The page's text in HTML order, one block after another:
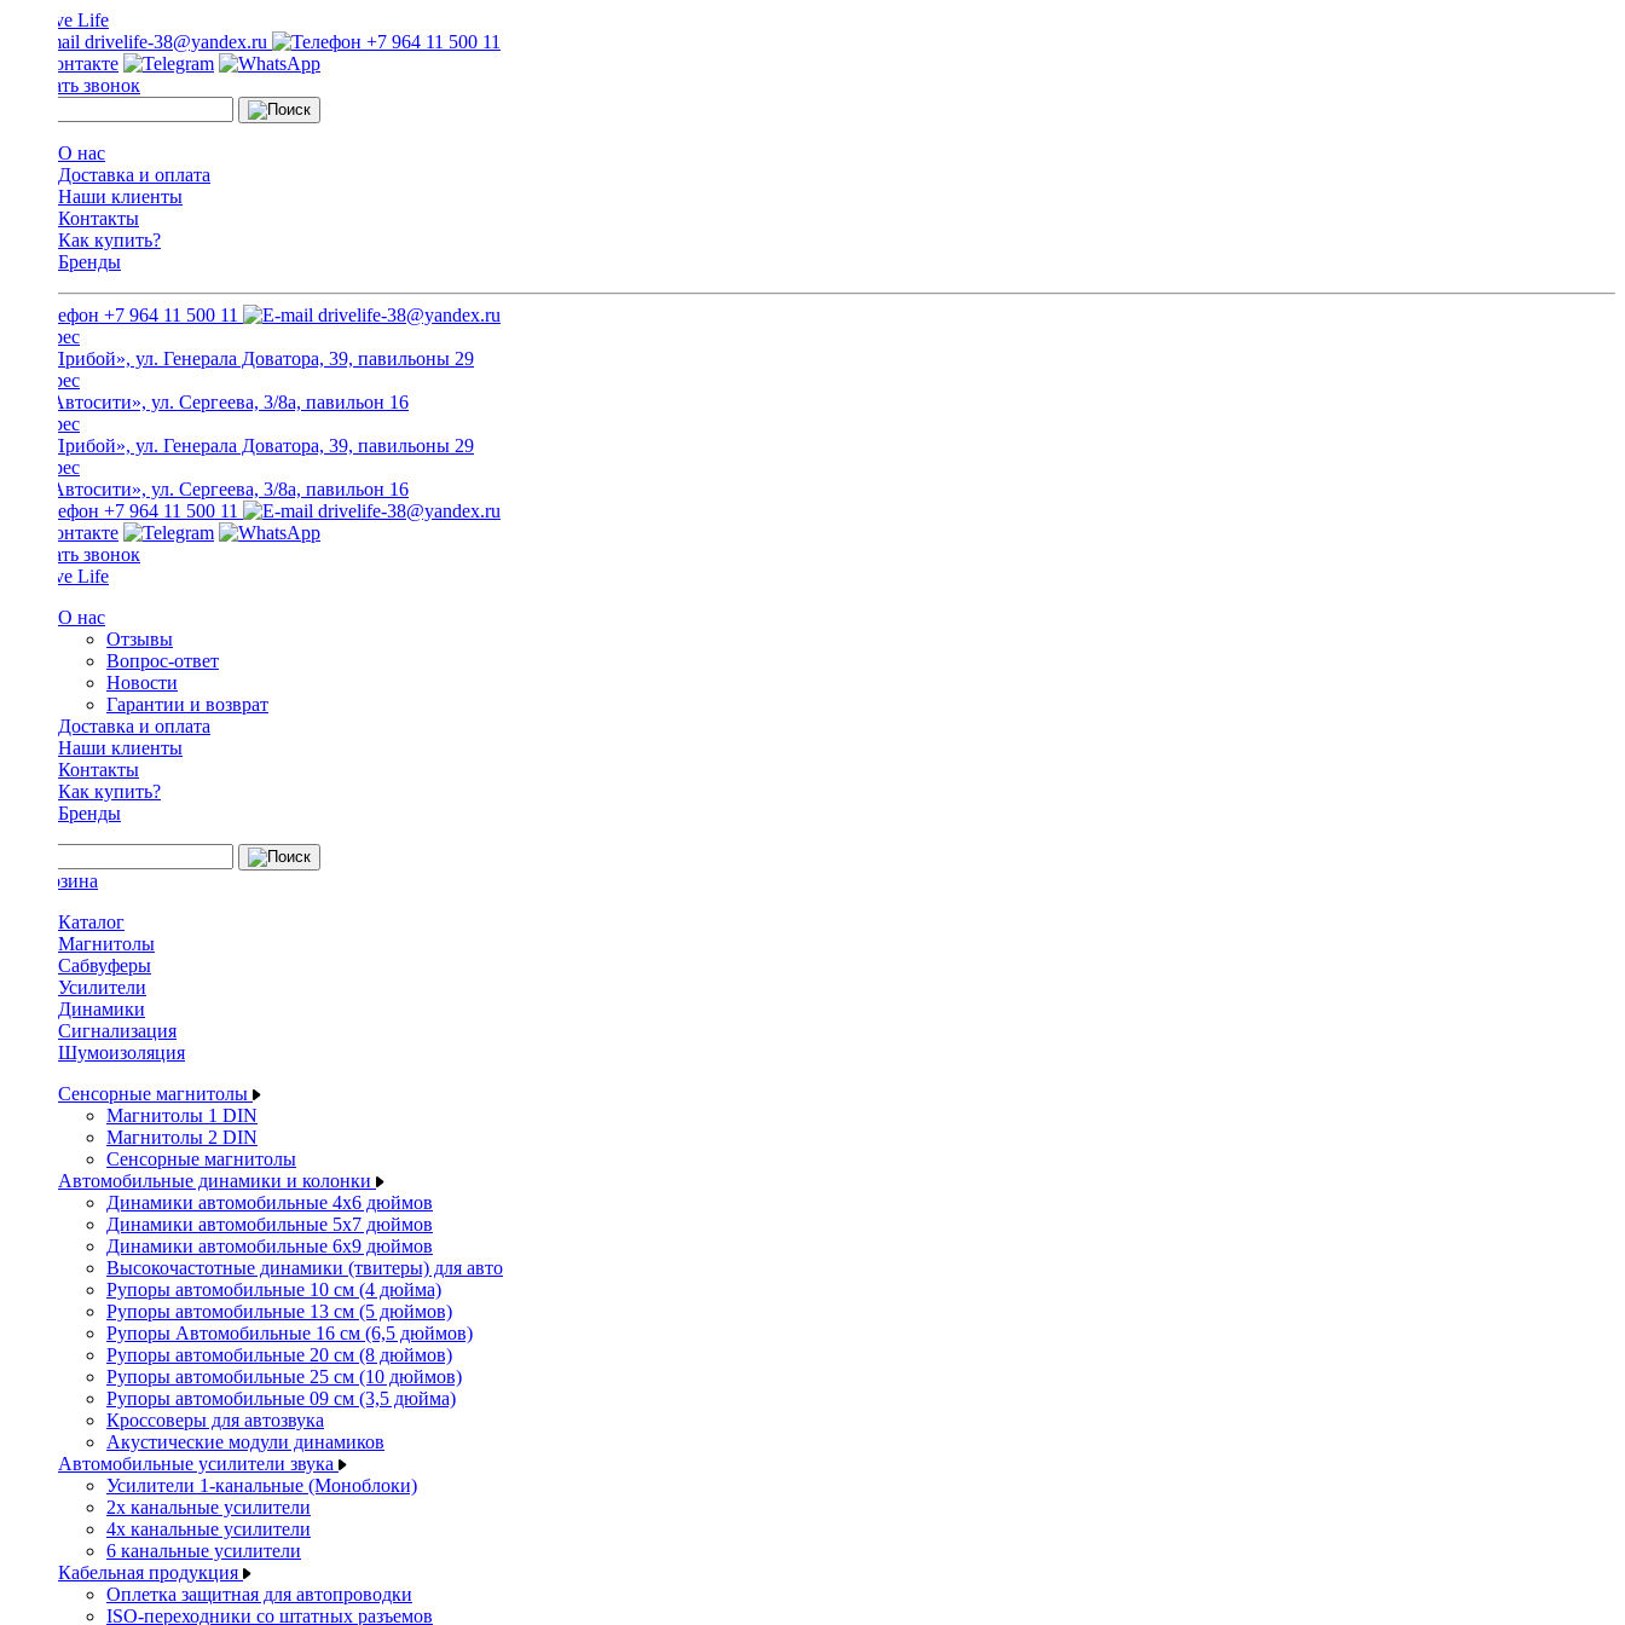
drivelife-38@yandex.ru +7 964 11 500 11
Заказать звонок
О нас
Доставка и оплата
Наши клиенты
Контакты
Как купить?
Бренды
+7 964 11 500 11 drivelife-38@yandex.ru
ТЦ «Прибой», ул. Генерала Доватора, 39, павильоны 29
ТЦ «Автосити», ул. Сергеева, 3/8а, павильон 16
ТЦ «Прибой», ул. Генерала Доватора, 39, павильоны 29
ТЦ «Автосити», ул. Сергеева, 3/8а, павильон 16
+7 964 11 500 11
drivelife-38@yandex.ru
Заказать звонок
О нас
Отзывы
Вопрос-ответ
Новости
Гарантии и возврат
Доставка и оплата
Наши клиенты
Контакты
Как купить?
Бренды
Каталог
Магнитолы
Сабвуферы
Усилители
Динамики
Сигнализация
Шумоизоляция
Сенсорные магнитолы
Магнитолы 1 DIN
Магнитолы 2 DIN
Сенсорные магнитолы
Автомобильные динамики и колонки
Динамики автомобильные 4x6 дюймов
Динамики автомобильные 5x7 дюймов
Динамики автомобильные 6x9 дюймов
Высокочастотные динамики (твитеры) для авто
Рупоры автомобильные 10 см (4 дюйма)
Рупоры автомобильные 13 см (5 дюймов)
Рупоры Автомобильные 16 см (6,5 дюймов)
Рупоры автомобильные 20 см (8 дюймов)
Рупоры автомобильные 25 см (10 дюймов)
Рупоры автомобильные 09 см (3,5 дюйма)
Кроссоверы для автозвука
Акустические модули динамиков
Автомобильные усилители звука
Усилители 1-канальные (Моноблоки)
2х канальные усилители
4х канальные усилители
6 канальные усилители
Кабельная продукция
Оплетка защитная для автопроводки
ISO-переходники со штатных разъемов